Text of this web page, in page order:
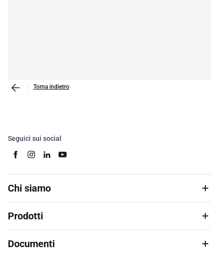
Torna indietro
Seguici sui social
Chi siamo
Prodotti
Documenti